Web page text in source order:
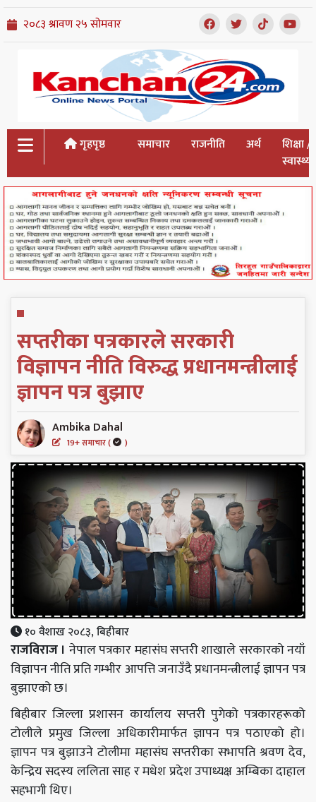
गृहपृष्ठ समाचार राजनीति अर्थ
शिक्षा /
स्वास्थ्य
सप्तरीका पत्रकारले सरकारी
विज्ञापन नीति विरुद्ध प्रधानमन्त्रीलाई
ज्ञापन पत्र बुझाए
Ambika Dahal
19+ समाचार ( )
१० वैशाख २०८३, बिहीबार
राजविराज । नेपाल पत्रकार महासंघ सप्तरी शाखाले सरकारको नयाँ
विज्ञापन नीति प्रति गम्भीर आपत्ति जनाउँदै प्रधानमन्त्रीलाई ज्ञापन पत्र
बुझाएको छ।
बिहीबार जिल्ला प्रशासन कार्यालय सप्तरी पुगेको पत्रकारहरूको
टोलीले प्रमुख जिल्ला अधिकारीमार्फत ज्ञापन पत्र पठाएको हो।
ज्ञापन पत्र बुझाउने टोलीमा महासंघ सप्तरीका सभापति श्रवण देव,
केन्द्रिय सदस्य ललिता साह र मधेश प्रदेश उपाध्यक्ष अम्बिका दाहाल
सहभागी थिए।